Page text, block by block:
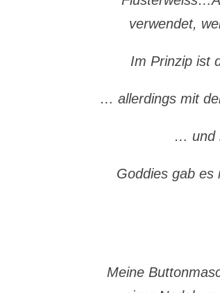
verwendet,
Im Prinzip ist
… allerdings mit
… und
Goddies gab
Meine